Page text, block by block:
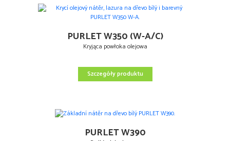
PURLET W350 (W-A/C)
Kryjąca powłoka olejowa
Szczegóły produktu
PURLET W390